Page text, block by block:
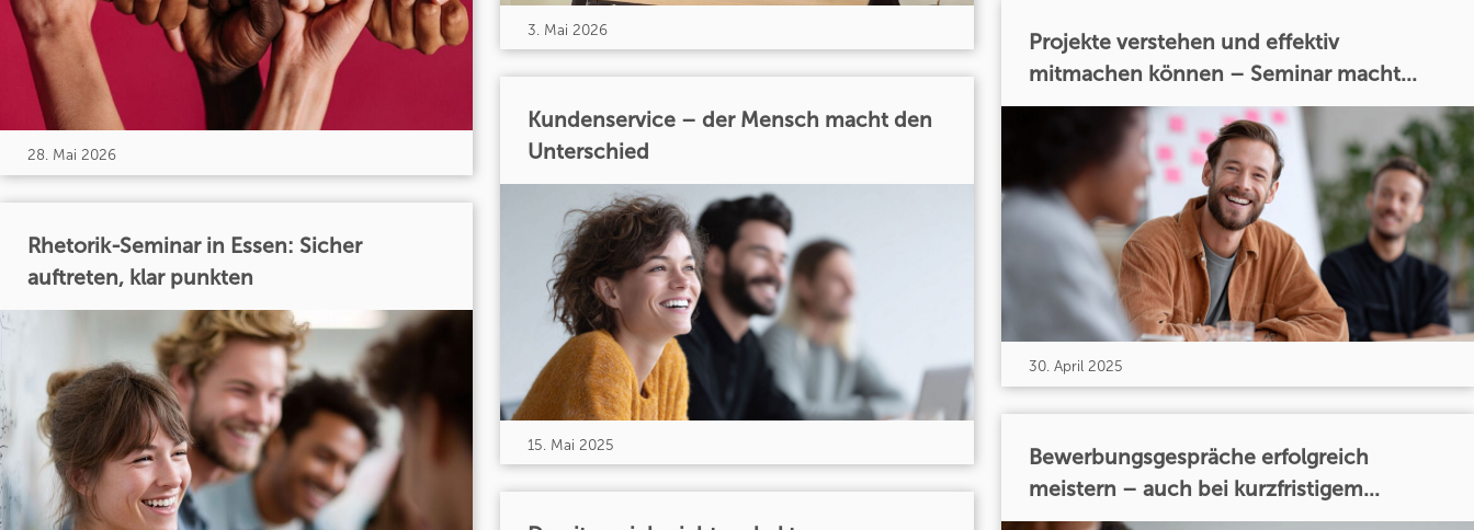
28. Mai 2026
Rhetorik-Seminar in Essen: Sicher
auftreten, klar punkten
3. Mai 2026
Kundenservice – der Mensch macht den
Unterschied
15. Mai 2025
Projekte verstehen und effektiv
mitmachen können – Seminar macht...
30. April 2025
Bewerbungsgespräche erfolgreich
meistern – auch bei kurzfristigem...